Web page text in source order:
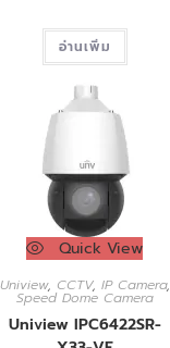
อ่านเพิ่ม
Quick View
Uniview, CCTV, IP Camera,
Speed Dome Camera
Uniview IPC6422SR-